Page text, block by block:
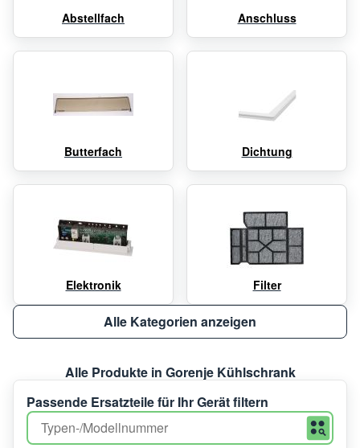
Abstellfach Anschluss
Butterfach Dichtung
Elektronik Filter
Alle Kategorien anzeigen
Alle Produkte in Gorenje Kühlschrank
Passende Ersatzteile für Ihr Gerät filtern